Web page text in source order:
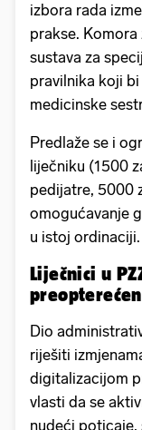
izbora rada
prakse.
sustava za
pravilnika koji
medicinske
Predlaže se i
liječniku (1500
pedijatre, 5000
omogućavanje
u istoj ordinaciji.
Liječnici u
Dio
riješiti
digitalizacijom
vlasti da se
nudeći